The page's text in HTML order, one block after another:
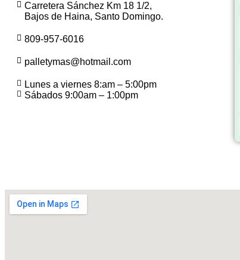
Carretera Sánchez Km 18 1/2,
Bajos de Haina, Santo Domingo.
809-957-6016
palletymas@hotmail.com
Lunes a viernes 8:am – 5:00pm
Sábados 9:00am – 1:00pm